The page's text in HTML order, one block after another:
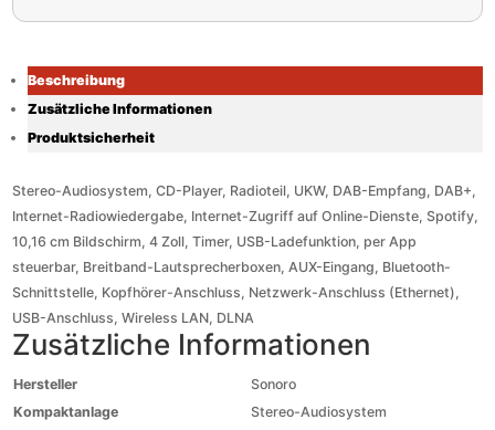
Beschreibung
Zusätzliche Informationen
Produktsicherheit
Stereo-Audiosystem, CD-Player, Radioteil, UKW, DAB-Empfang, DAB+,
Internet-Radiowiedergabe, Internet-Zugriff auf Online-Dienste, Spotify,
10,16 cm Bildschirm, 4 Zoll, Timer, USB-Ladefunktion, per App
steuerbar, Breitband-Lautsprecherboxen, AUX-Eingang, Bluetooth-
Schnittstelle, Kopfhörer-Anschluss, Netzwerk-Anschluss (Ethernet),
USB-Anschluss, Wireless LAN, DLNA
Zusätzliche Informationen
Hersteller
Sonoro
Kompaktanlage
Stereo-Audiosystem